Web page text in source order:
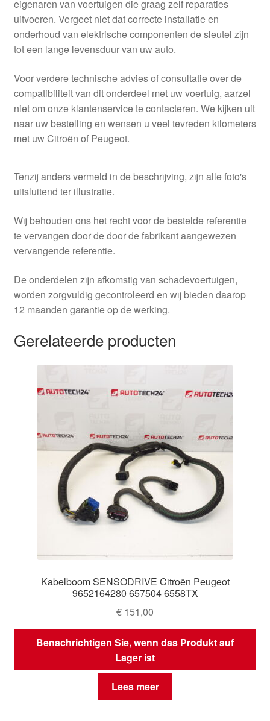
eigenaren van voertuigen die graag zelf reparaties
uitvoeren. Vergeet niet dat correcte installatie en
onderhoud van elektrische componenten de sleutel zijn
tot een lange levensduur van uw auto.
Voor verdere technische advies of consultatie over de
compatibiliteit van dit onderdeel met uw voertuig, aarzel
niet om onze klantenservice te contacteren. We kijken uit
naar uw bestelling en wensen u veel tevreden kilometers
met uw Citroën of Peugeot.
Tenzij anders vermeld in de beschrijving, zijn alle foto's
uitsluitend ter illustratie.
Wij behouden ons het recht voor de bestelde referentie
te vervangen door de door de fabrikant aangewezen
vervangende referentie.
De onderdelen zijn afkomstig van schadevoertuigen,
worden zorgvuldig gecontroleerd en wij bieden daarop
12 maanden garantie op de werking.
Gerelateerde producten
Kabelboom SENSODRIVE Citroën Peugeot
9652164280 657504 6558TX
€ 151,00
Benachrichtigen Sie, wenn das Produkt auf
Lager ist
Lees meer